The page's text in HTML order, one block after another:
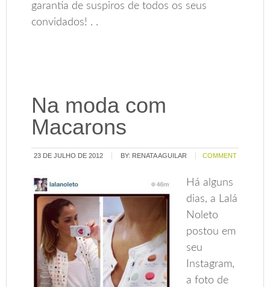
garantia de suspiros de todos os seus
convidados! . .
Na moda com
Macarons
23 DE JULHO DE 2012 BY: RENATA AGUILAR COMMENT
Há alguns
dias, a Lalá
Noleto
postou em
seu
Instagram,
a foto de